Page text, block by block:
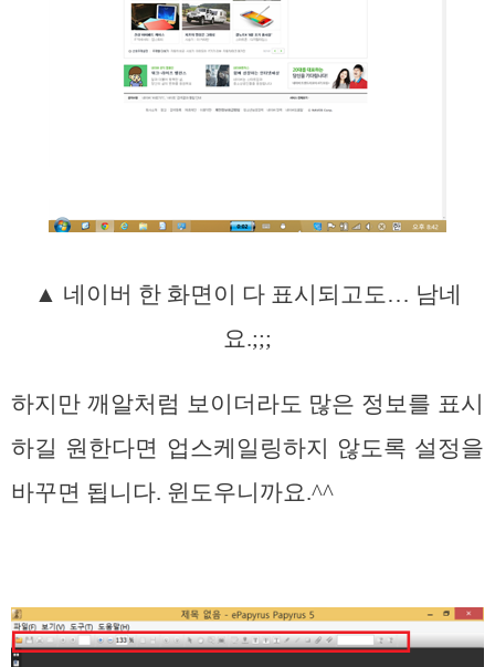
▲ 네이버 한 화면이 다 표시되고도… 남네
요.;;;
하지만 깨알처럼 보이더라도 많은 정보를 표시
하길 원한다면 업스케일링하지 않도록 설정을
바꾸면 됩니다. 윈도우니까요.^^